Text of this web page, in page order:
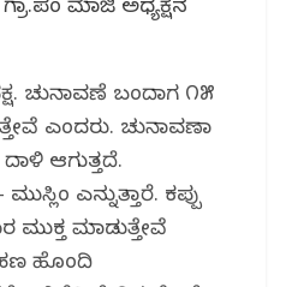
ಮಾಜಿ ಅಧ್ಯಕ್ಷನ
ಚುನಾವಣೆ ಬಂದಾಗ ೧೫
ಎಂದರು. ಚುನಾವಣಾ
ಆಗುತ್ತದೆ.
ಎನ್ನುತ್ತಾರೆ. ಕಪ್ಪು
ಮುಕ್ತ ಮಾಡುತ್ತೇವೆ
ಹಣ ಹೊಂದಿ